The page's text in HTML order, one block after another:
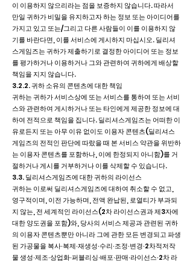
이 이용하지 않으리라는 점을 보증하지 않습니다. 따라서
만일 귀하가 비밀을 유지하고자 하는 정보 또는 아이디어를
가지고 있고 또는/그리고 다른 사람들이 이를 이용하지 않
기를 바란다면, 이를 서비스에 게시하지 마십시오. 딜리셔
스게임즈는 귀하가 제출하기로 결정한 아이디어 또는 정보
를 평가하거나 이용하거나 그와 관련하여 귀하에게 배상할
책임을 지지 않습니다.
3.2.2. 귀하 소유의 콘텐츠에 대한 책임
귀하는 귀하가 서비스상에 또는 서비스를 통하여 또는 서비
스와 관련하여 게시하거나 또는 타인에게 제공한 정보에 대
하여 전적으로 책임을 집니다. 딜리셔스게임즈는 어떠한 이
유로든지 또는 아무 이유 없이도 이용자 콘텐츠(딜리셔스
게임즈의 전적인 판단에 따랐을 때 본 서비스 약관을 위반하
는 이용자 콘텐츠를 포함하나, 이에 한정되지 아니함)를 거
절하거나 게시를 거부하거나 이를 삭제할 수 있습니다.
3.3. 딜리셔스게임즈에 대한 귀하의 라이선스
귀하는 이로써 딜리셔스게임즈에 대하여 취소할 수 없고,
영구적이며, 이전 가능하며, 전액 완납된, 로열티가 부과되
지 않는, 전 세계적인 라이선스(2차 라이선스권과 제3자에
대한 양도권을 포함)와, 당사의 서비스 제공과 관련된 귀하
의 이용자 콘텐츠뿐만 아니라 그에 관한 모든 변경되고 파생
된 가공물을 복사∙복제∙재생성∙수리∙조정∙변경∙2차적저작
물 생성∙제조∙상업화∙퍼블리싱∙배포∙판매∙라이선스∙2차 라